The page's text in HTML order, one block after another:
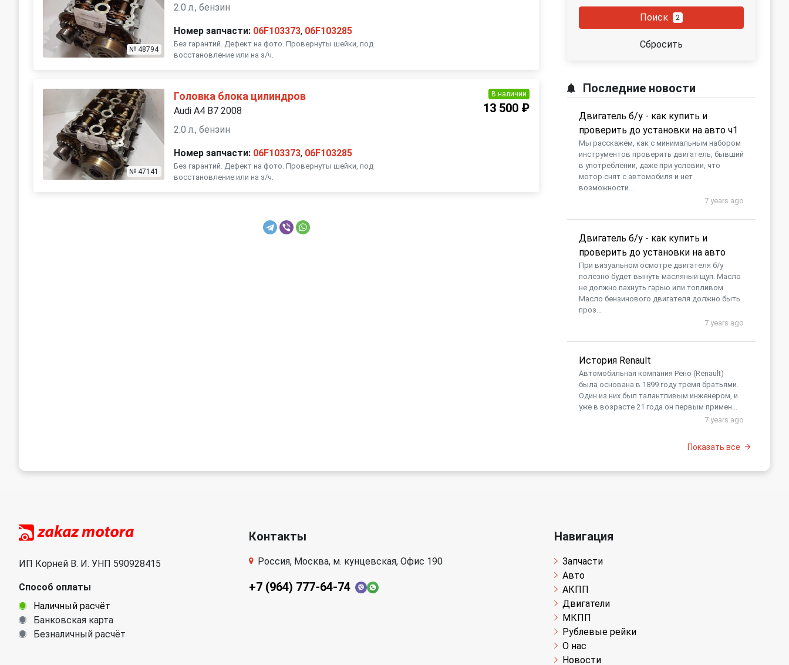
SEAT Skoda
Suzuki Toyota Volkswagen
№ 48794
2.0 л., бензин
Номер запчасти: 06F103373, 06F103285
Без гарантий. Дефект на фото. Провернуты шейки, под
восстановление или на з/ч.
№ 47141
Головка блока цилиндров
Audi A4 B7 2008
2.0 л., бензин
Номер запчасти: 06F103373, 06F103285
Без гарантий. Дефект на фото. Провернуты шейки, под
восстановление или на з/ч.
В наличии
13 500 ₽
Поиск 2
Сбросить
Последние новости
Двигатель б/у - как купить и
проверить до установки на авто ч1
Мы расскажем, как с минимальным набором
инструментов проверить двигатель, бывший
в употреблении, даже при условии, что
мотор снят с автомобиля и нет
возможности...
7 years ago
Двигатель б/у - как купить и
проверить до установки на авто
При визуальном осмотре двигателя б/у
полезно будет вынуть масляный щуп. Масло
не должно пахнуть гарью или топливом.
Масло бензинового двигателя должно быть
проз...
7 years ago
История Renault
Автомобильная компания Рено (Renault)
была основана в 1899 году тремя братьями.
Один из них был талантливым инженером, и
уже в возрасте 21 года он первым примен...
7 years ago
Показать все
ИП Корней В. И. УНП 590928415
Способ оплаты
Наличный расчёт
Банковская карта
Безналичный расчёт
Контакты
Россия, Москва, м. кунцевская, Офис 190
+7 (964) 777-64-74
Навигация
Запчасти
Авто
АКПП
Двигатели
МКПП
Рублевые рейки
О нас
Новости